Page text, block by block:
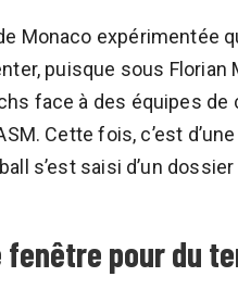
Monaco expérimentée
puisque sous
face à des équipes
Cette fois, c’est
s’est saisi d’un
fenêtre pour du